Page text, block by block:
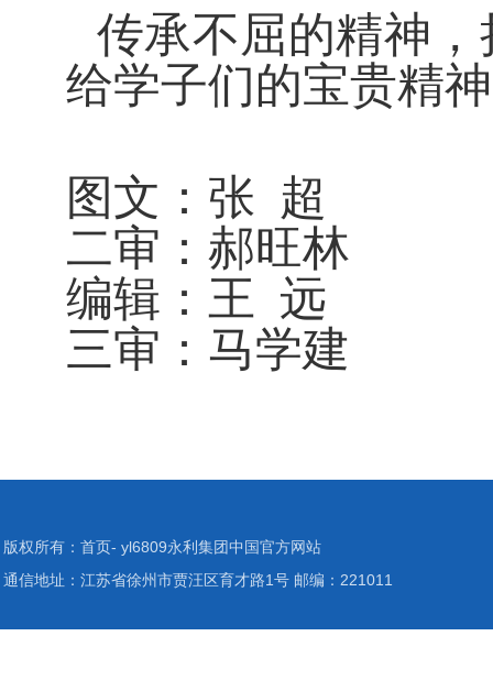
传承不屈的精神
给学子们的宝贵精
图文：张 超
二审：郝旺林
编辑：王 远
三审：马学建
版权所有：首页- yl6809永利集团中国官方网站
通信地址：江苏省徐州市贾汪区育才路1号 邮编：221011